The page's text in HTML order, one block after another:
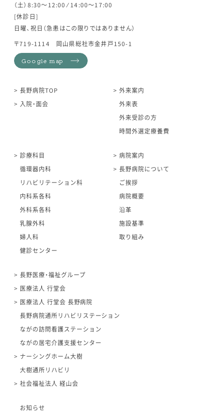
（土）8:30～12:00 ⁄ 14:00～17:00
[休診日]
日曜、祝日（急患はこの限りではありません）
〒719-1114 岡山県総社市金井戸150-1
Google map
長野病院TOP
入院・面会
外来案内
外来表
外来受診の方
時間外選定療養費
診療科目
循環器内科
リハビリテーション科
内科系各科
外科系各科
乳腺外科
婦人科
健診センター
病院案内
長野病院について
ご挨拶
病院概要
沿革
施設基準
取り組み
長野医療・福祉グループ
医療法人 行堂会
医療法人 行堂会 長野病院
長野病院通所リハビリステーション
ながの訪問看護ステーション
ながの居宅介護支援センター
ナーシングホーム大樹
大樹通所リハビリ
社会福祉法人 経山会
お知らせ